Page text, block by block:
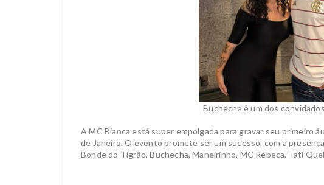
Buchecha é um dos
A MC Bianca está super empolgada para gravar seu primeiro
de Janeiro. O evento promete ser um sucesso, com a
Bonde do Tigrão, Buchecha, Maneirinho, MC Rebeca, Tati